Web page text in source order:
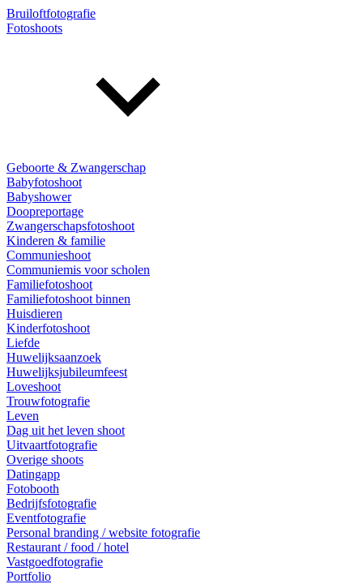
Bruiloftfotografie
Fotoshoots
Geboorte & Zwangerschap
Babyfotoshoot
Babyshower
Doopreportage
Zwangerschapsfotoshoot
Kinderen & familie
Communieshoot
Communiemis voor scholen
Familiefotoshoot
Familiefotoshoot binnen
Huisdieren
Kinderfotoshoot
Liefde
Huwelijksaanzoek
Huwelijksjubileumfeest
Loveshoot
Trouwfotografie
Leven
Dag uit het leven shoot
Uitvaartfotografie
Overige shoots
Datingapp
Fotobooth
Bedrijfsfotografie
Eventfotografie
Personal branding / website fotografie
Restaurant / food / hotel
Vastgoedfotografie
Portfolio